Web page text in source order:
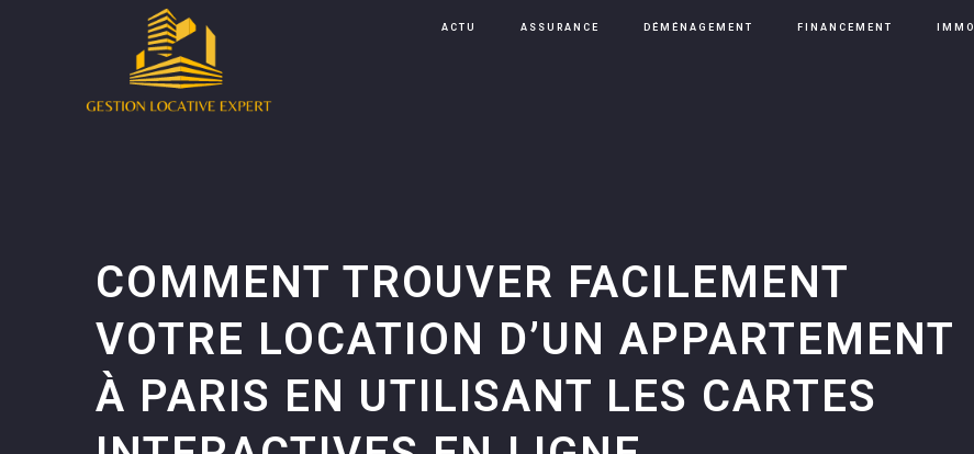
ACTU ASSURANCE DÉMÉNAGEMENT FINANCEMENT IMMO
COMMENT TROUVER FACILEMENT
VOTRE LOCATION D’UN APPARTEMENT
À PARIS EN UTILISANT LES CARTES